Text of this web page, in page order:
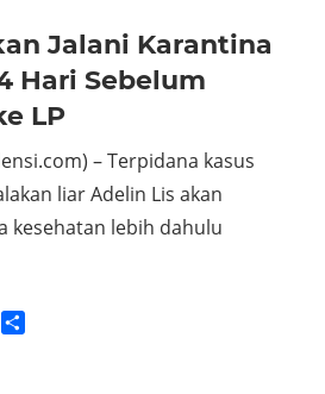
Jalani Karantina
Hari Sebelum
LP
– Terpidana kasus
liar Adelin Lis akan
kesehatan lebih dahulu
Yahoo